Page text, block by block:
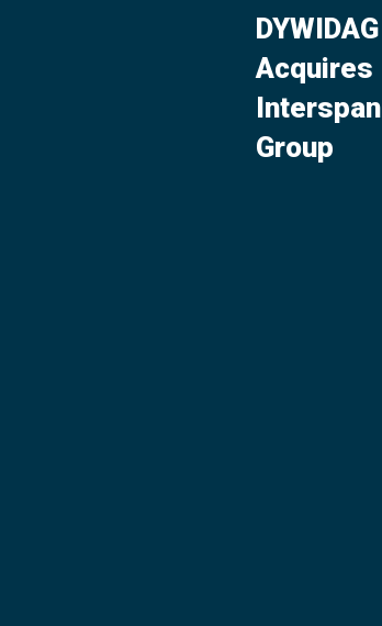
DYWIDAG
Acquires
Interspan
Group